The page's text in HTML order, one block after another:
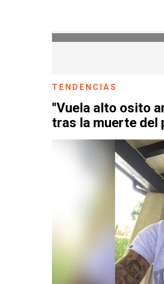
TENDENCIAS
"Vuela alto osito
tras la muerte del